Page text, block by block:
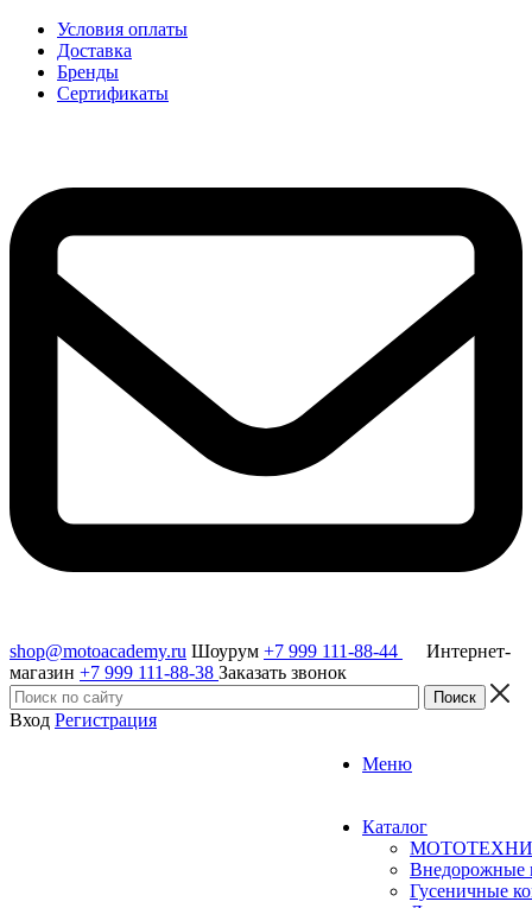
Условия оплаты
Доставка
Бренды
Сертификаты
shop@motoacademy.ru Шоурум +7 999 111-88-44
Интернет-
магазин +7 999 111-88-38 Заказать звонок
Вход Регистрация
Меню
Каталог
Внедорожные
Гусеничные